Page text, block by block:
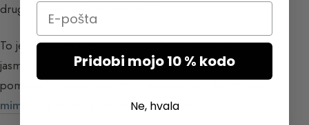
drugačna od vonja naravne rože.
To je mešanica različnih not:naravni jasminali
jasminova kompozicija,ylang-ylang, indol, kokos,
pomarančna nota (vrsta metil anthranilata), heliotropin,
mimоza
in še drugi elementi v sledovih.
Email
Pridobi mojo 10 % kodo
Ne, hvala